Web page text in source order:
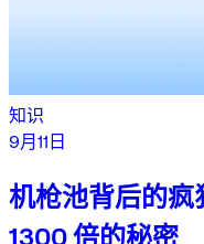
知识
9月11日
机枪池背后的疯
1300 倍的秘密